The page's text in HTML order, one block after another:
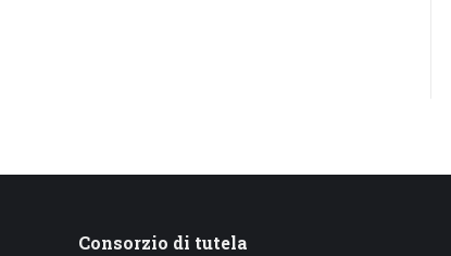
Consorzio di tutela